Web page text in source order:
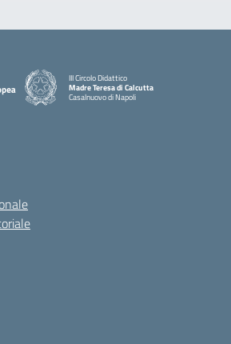
III Circolo Didattico
Madre Teresa di Calcutta
Casalnuovo di Napoli
— Visita la pagina iniziale della scuola